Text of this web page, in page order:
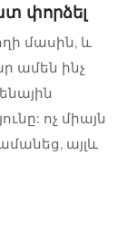
փորձել
մասին, և
ամեն ինչ
ոչ միայն
այլև